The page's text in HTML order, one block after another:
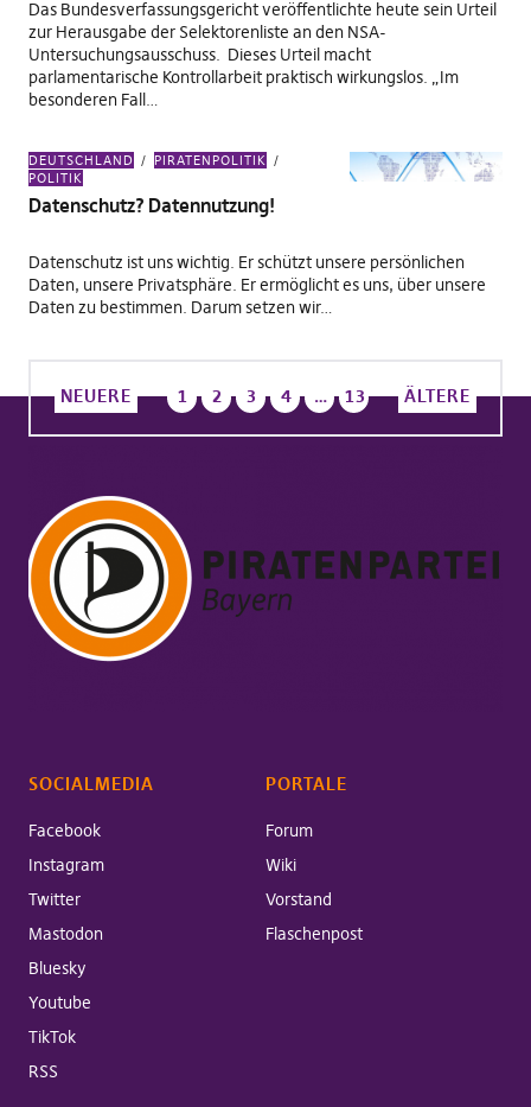
Das Bundesverfassungsgericht veröffentlichte heute sein Urteil
zur Herausgabe der Selektorenliste an den NSA-
Untersuchungsausschuss. Dieses Urteil macht
parlamentarische Kontrollarbeit praktisch wirkungslos. „Im
besonderen Fall…
DEUTSCHLAND
PIRATENPOLITIK
POLITIK
Datenschutz? Datennutzung!
Datenschutz ist uns wichtig. Er schützt unsere persönlichen
Daten, unsere Privatsphäre. Er ermöglicht es uns, über unsere
Daten zu bestimmen. Darum setzen wir…
NEUERE 1 2 3 4 … 13 ÄLTERE
SOCIALMEDIA
Facebook
Instagram
Twitter
Mastodon
Bluesky
Youtube
TikTok
RSS
PORTALE
Forum
Wiki
Vorstand
Flaschenpost